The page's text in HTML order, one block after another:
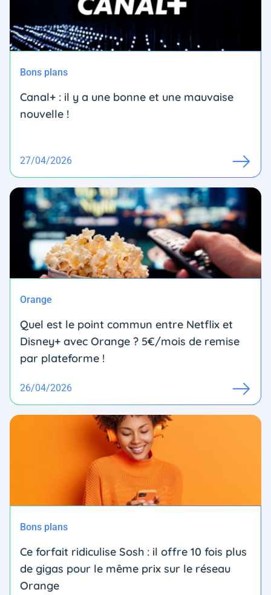
Bons plans
Canal+ : il y a une bonne et une mauvaise
nouvelle !
27/04/2026
Orange
Quel est le point commun entre Netflix et
Disney+ avec Orange ? 5€/mois de remise
par plateforme !
26/04/2026
Bons plans
Ce forfait ridiculise Sosh : il offre 10 fois plus
de gigas pour le même prix sur le réseau
Orange